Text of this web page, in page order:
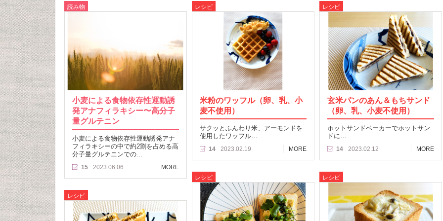
読み物
小麦による食物依存性運動誘
発アナフィラキシー〜高分子
量グルテニン
小麦による食物依存性運動誘発アナ
フィラキシーの中で約2割を占める高
分子量グルテニンでの…
15 2023.06.06 MORE
レシピ
米粉のワッフル（卵、乳、小
麦不使用）
サクッとふんわり米、アーモンドを
使用したワッフル…
14 2023.02.19 MORE
レシピ
玄米パンのあん＆もちサンド
（卵、乳、小麦不使用）
ホットサンドベーカーでホットサン
ドに…
14 2023.02.12 MORE
レシピ レシピ
レシピ